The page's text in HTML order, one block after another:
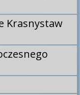
Krasnystaw